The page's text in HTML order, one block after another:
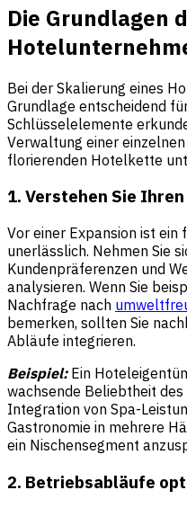
Die Grundlagen
Bei der Skalierung eines
Grundlage entscheidend
Schlüsselelemente
Verwaltung einer
florierenden Hotelkette
1. Verstehen Sie
Vor einer Expansion ist
unerlässlich. Nehmen Sie
Kundenpräferenzen und
analysieren. Wenn Sie
Nachfrage nach
bemerken, sollten Sie
Abläufe integrieren.
Beispiel:Ein
wachsende Beliebtheit des
Integration von Spa-
Gastronomie in mehrere
ein Nischensegment
2. Betriebsabläufe